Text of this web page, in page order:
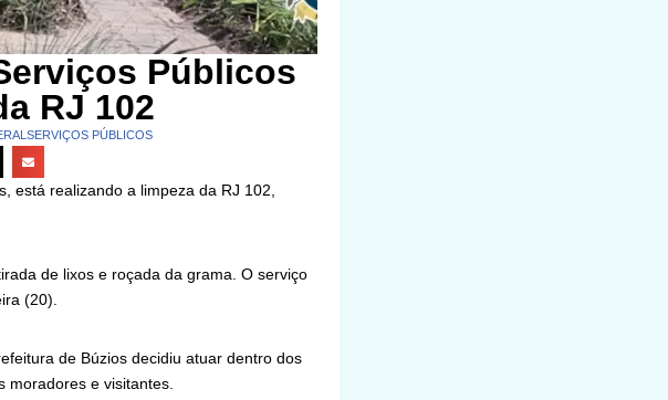
Públicos
RJ 102
SERVIÇOS PÚBLICOS
está realizando a limpeza da RJ 102,
de lixos e roçada da grama. O serviço
(20).
de Búzios decidiu atuar dentro dos
moradores e visitantes.